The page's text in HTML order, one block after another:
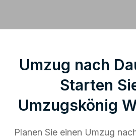
Umzug nach
Starten
Umzugskönig
Planen Sie einen Umzug